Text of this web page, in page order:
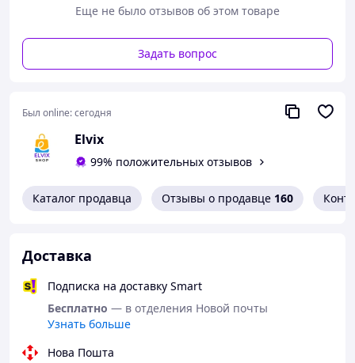
длина — 152 мм
Универсальный размер подойдёт как новичкам,
так и опытным пользователям, предпочитающим
уретральную стимуляцию.
инструментом для ролевых сценариев доминирования
Еще не было отзывов об этом товаре
Задать вопрос
Был online:сегодня
Elvix
99% положительных отзывов
Каталог продавца Отзывы о продавце 160
Доставка
Подписка на доставку Smart
Бесплатно — в отделения Новой почты
Узнать больше
Нова Пошта